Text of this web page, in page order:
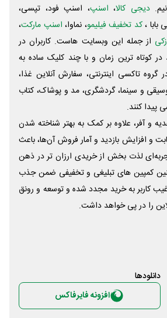
دیجی کالا، اسنپ، اسنپ فود، تپسی،
،کد تخفیف فیلیمو، نماوا، اسنپ مارکت،
از جمله این وبسایت ‌هاست. کاربران در
در کوتاه ترین زمان و با چند کلیک ساده به
تاکسی اینترنتی، سفارش آنلاین غذا،
و سینما، گردشگری، مد و پوشاک، کتاب
پیدا کنند.
و آفر، علاوه بر کمک به بهتر شناخته شدن
و افزایش بازدید و آمار فروش آن‌ها، باعث
لذت بخش از خریدی ارزان تر در ذهن
کمپین های تبلیغی و تخفیفی ضمن جذب
کاربر به خرید مجدد شده و توسعه و رونق
را در پی خواهد داشت.
دانلود‌ها
افزونه فایرفاکس